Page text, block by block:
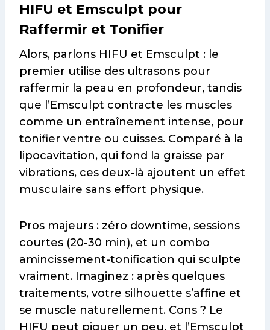
HIFU et Emsculpt pour
Raffermir et Tonifier
Alors, parlons HIFU et Emsculpt : le
premier utilise des ultrasons pour
raffermir la peau en profondeur, tandis
que l’Emsculpt contracte les muscles
comme un entraînement intense, pour
tonifier ventre ou cuisses. Comparé à la
lipocavitation, qui fond la graisse par
vibrations, ces deux-là ajoutent un effet
musculaire sans effort physique.
Pros majeurs : zéro downtime, sessions
courtes (20-30 min), et un combo
amincissement-tonification qui sculpte
vraiment. Imaginez : après quelques
traitements, votre silhouette s’affine et
se muscle naturellement. Cons ? Le
HIFU peut piquer un peu, et l’Emsculpt